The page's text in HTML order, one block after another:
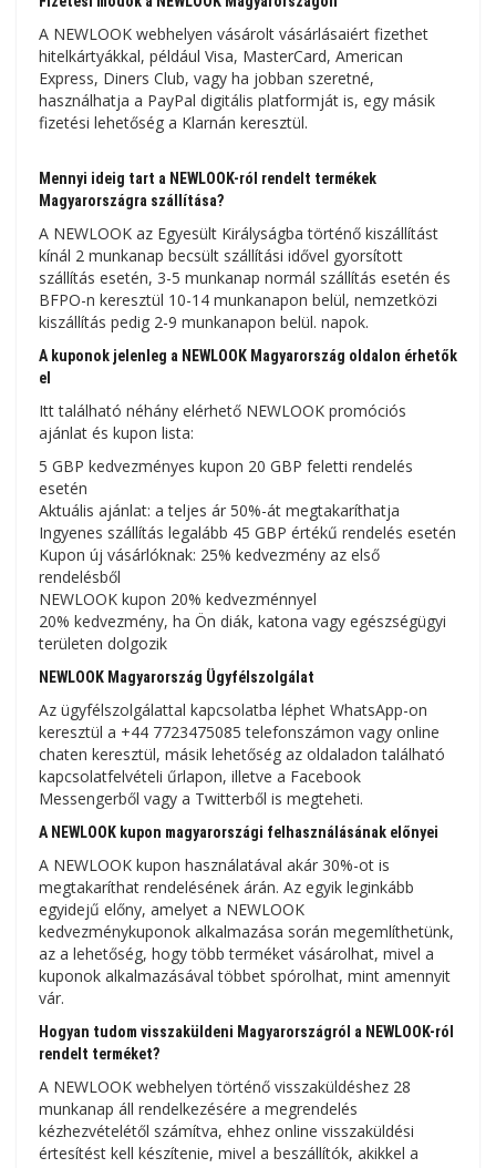
A NEWLOOK webhelyen vásárolt vásárlásaiért fizethet
hitelkártyákkal, például Visa, MasterCard, American
Express, Diners Club, vagy ha jobban szeretné,
használhatja a PayPal digitális platformját is, egy másik
fizetési lehetőség a Klarnán keresztül.
Mennyi ideig tart a NEWLOOK-ról rendelt termékek
Magyarországra szállítása?
A NEWLOOK az Egyesült Királyságba történő kiszállítást
kínál 2 munkanap becsült szállítási idővel gyorsított
szállítás esetén, 3-5 munkanap normál szállítás esetén és
BFPO-n keresztül 10-14 munkanapon belül, nemzetközi
kiszállítás pedig 2-9 munkanapon belül. napok.
A kuponok jelenleg a NEWLOOK Magyarország oldalon érhetők
el
Itt található néhány elérhető NEWLOOK promóciós
ajánlat és kupon lista:
5 GBP kedvezményes kupon 20 GBP feletti rendelés
esetén
Aktuális ajánlat: a teljes ár 50%-át megtakaríthatja
Ingyenes szállítás legalább 45 GBP értékű rendelés esetén
Kupon új vásárlóknak: 25% kedvezmény az első
rendelésből
NEWLOOK kupon 20% kedvezménnyel
20% kedvezmény, ha Ön diák, katona vagy egészségügyi
területen dolgozik
NEWLOOK Magyarország Ügyfélszolgálat
Az ügyfélszolgálattal kapcsolatba léphet WhatsApp-on
keresztül a +44 7723475085 telefonszámon vagy online
chaten keresztül, másik lehetőség az oldaladon található
kapcsolatfelvételi űrlapon, illetve a Facebook
Messengerből vagy a Twitterből is megteheti.
A NEWLOOK kupon magyarországi felhasználásának előnyei
A NEWLOOK kupon használatával akár 30%-ot is
megtakaríthat rendelésének árán. Az egyik leginkább
egyidejű előny, amelyet a NEWLOOK
kedvezménykuponok alkalmazása során megemlíthetünk,
az a lehetőség, hogy több terméket vásárolhat, mivel a
kuponok alkalmazásával többet spórolhat, mint amennyit
vár.
Hogyan tudom visszaküldeni Magyarországról a NEWLOOK-ról
rendelt terméket?
A NEWLOOK webhelyen történő visszaküldéshez 28
munkanap áll rendelkezésére a megrendelés
kézhezvételétől számítva, ehhez online visszaküldési
értesítést kell készítenie, mivel a beszállítók, akikkel a